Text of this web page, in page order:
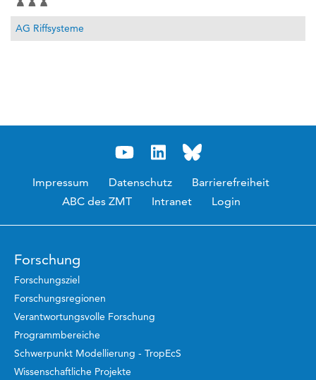
AG Riffsysteme
Impressum Datenschutz
Barrierefreiheit
ABC des ZMT
Intranet Login
Forschung
Forschungsziel
Forschungsregionen
Verantwortungsvolle Forschung
Programmbereiche
Schwerpunkt Modellierung - TropEcS
Wissenschaftliche Projekte